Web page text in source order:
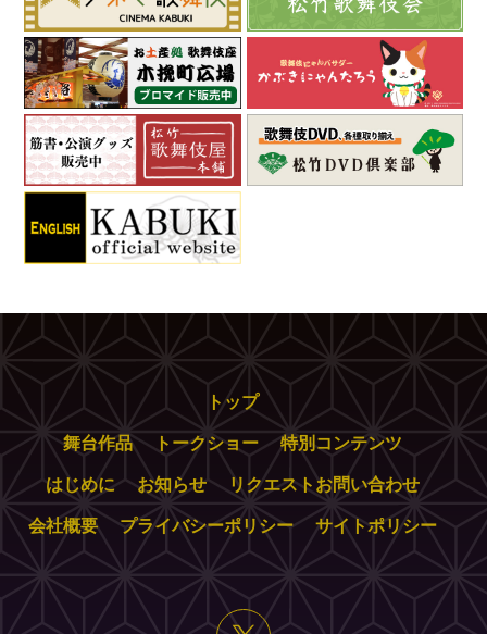
トップ
舞台作品
トークショー
特別コンテンツ
はじめに
お知らせ
リクエストお問い合わせ
会社概要
プライバシーポリシー サイトポリシー